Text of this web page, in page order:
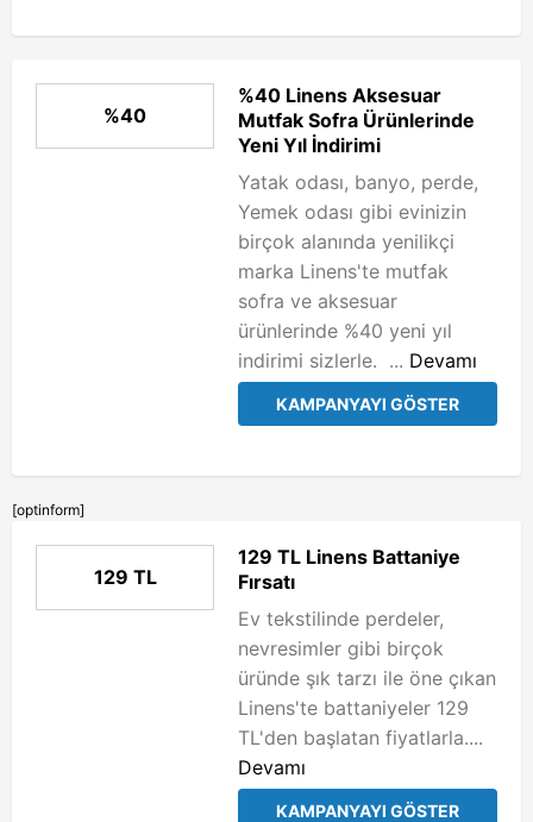
%40
%40 Linens Aksesuar
Mutfak Sofra Ürünlerinde
Yeni Yıl İndirimi
Yatak odası, banyo, perde,
Yemek odası gibi evinizin
birçok alanında yenilikçi
marka Linens'te mutfak
sofra ve aksesuar
ürünlerinde %40 yeni yıl
indirimi sizlerle. ... Devamı
KAMPANYAYI GÖSTER
[optinform]
129 TL
129 TL Linens Battaniye
Fırsatı
Ev tekstilinde perdeler,
nevresimler gibi birçok
üründe şık tarzı ile öne çıkan
Linens'te battaniyeler 129
TL'den başlatan fiyatlarla....
Devamı
KAMPANYAYI GÖSTER